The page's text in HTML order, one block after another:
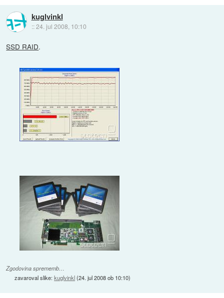
kuglvinkl
::24. jul 2008, 10:10
SSD RAID.
Zgodovina sprememb…
zavaroval slike:kuglvinkl(24. jul 2008 ob 10:10)